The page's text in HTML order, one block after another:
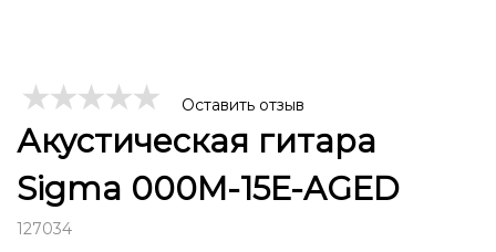
Оставить отзыв
Акустическая гитара
Sigma 000M-15E-AGED
127034